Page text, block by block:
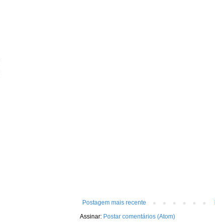
Postagem mais recente
Assinar: Postar comentários (Atom)